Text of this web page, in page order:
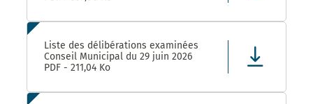
Liste des délibérations examinées
Conseil Municipal du 29 juin 2026
PDF - 211,04 Ko